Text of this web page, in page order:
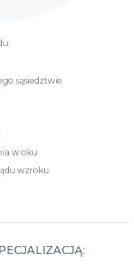
sąsiedztwie
w oku
wzroku